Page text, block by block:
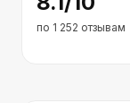
по 1 252 отзывам